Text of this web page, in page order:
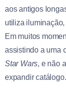
aos antigos
utiliza
Em muitos
assistindo a uma
Star Wars, e não
expandir catálogo.